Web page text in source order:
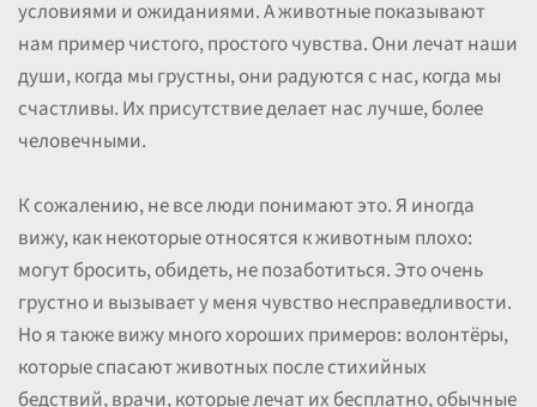
условиями и ожиданиями. А животные показывают
нам пример чистого, простого чувства. Они лечат наши
души, когда мы грустны, они радуются с нас, когда мы
счастливы. Их присутствие делает нас лучше, более
человечными.
К сожалению, не все люди понимают это. Я иногда
вижу, как некоторые относятся к животным плохо:
могут бросить, обидеть, не позаботиться. Это очень
грустно и вызывает у меня чувство несправедливости.
Но я также вижу много хороших примеров: волонтёры,
которые спасают животных после стихийных
бедствий, врачи, которые лечат их бесплатно, обычные